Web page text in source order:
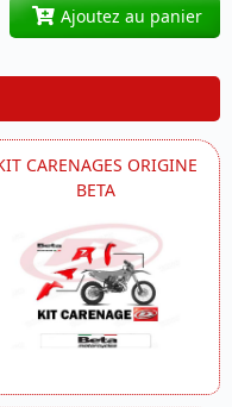
Ajoutez au panier
CARENAGES ORIGINE
BETA